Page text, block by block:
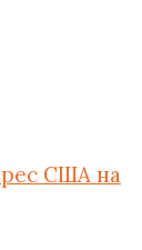
США на